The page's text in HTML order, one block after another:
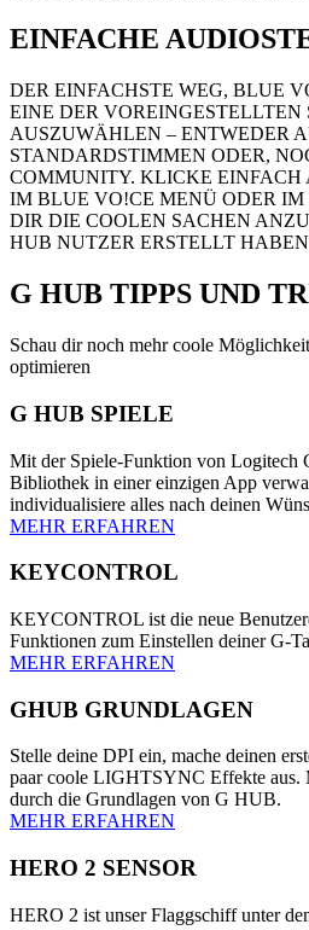
EINFACHE
DER EINFACHSTE WEG, BLUE
EINE DER VOREINGESTELLTEN
AUSZUWÄHLEN – ENTWEDER
STANDARDSTIMMEN ODER,
COMMUNITY. KLICKE EINFACH
IM BLUE VO!CE MENÜ ODER
DIR DIE COOLEN SACHEN
HUB NUTZER ERSTELLT
G HUB TIPPS UND
Schau dir noch mehr coole
optimieren
G HUB SPIELE
Mit der Spiele-Funktion von Logitech
Bibliothek in einer einzigen App
individualisiere alles nach deinen
MEHR ERFAHREN
KEYCONTROL
KEYCONTROL ist die neue
Funktionen zum Einstellen deiner G-
MEHR ERFAHREN
GHUB GRUNDLAGEN
Stelle deine DPI ein, mache deinen
paar coole LIGHTSYNC Effekte aus.
durch die Grundlagen von G HUB.
MEHR ERFAHREN
HERO 2 SENSOR
HERO 2 ist unser Flaggschiff unter